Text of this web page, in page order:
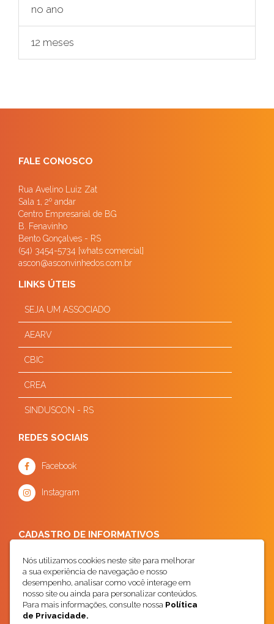
no ano
12 meses
FALE CONOSCO
Rua Avelino Luiz Zat
Sala 1, 2º andar
Centro Empresarial de BG
B. Fenavinho
Bento Gonçalves - RS
(54) 3454-5734 [whats comercial]
ascon@asconvinhedos.com.br
LINKS ÚTEIS
SEJA UM ASSOCIADO
AEARV
CBIC
CREA
SINDUSCON - RS
REDES SOCIAIS
Facebook
Instagram
CADASTRO DE INFORMATIVOS
Nós utilizamos cookies neste site para melhorar
a sua experiência de navegação e nosso
desempenho, analisar como você interage em
nosso site ou ainda para personalizar conteúdos.
Para mais informações, consulte nossa Política
de Privacidade.